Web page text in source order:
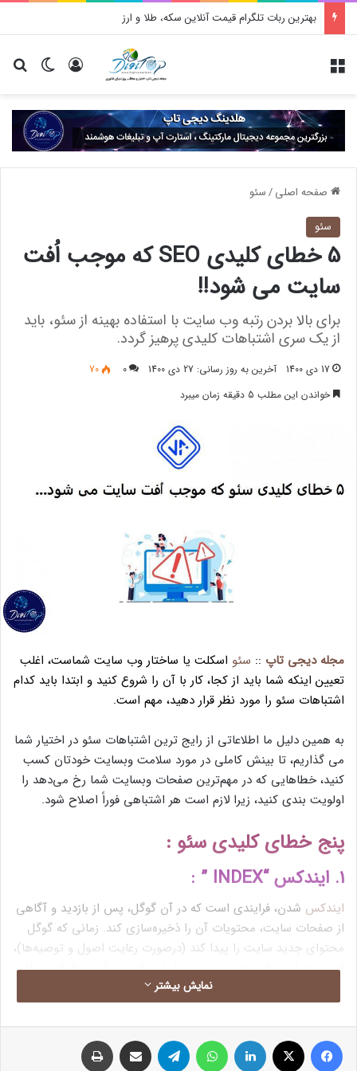
بهترین ربات تلگرام قیمت آنلاین سکه، طلا و ارز
تغییر ورود
صفحه اصلی/سئو
سئو
5 خطای کلیدی SEO که موجب اُفت
سایت می شود!!
برای بالا بردن رتبه وب سایت با استفاده بهینه از سئو، باید
از یک سری اشتباهات کلیدی پرهیز گردد.
17 دی 1400 آخرین به روز رسانی: 27 دی 1400 0
70
خواندن این مطلب 5 دقیقه زمان میبرد
مجله دیجی تاپ :: سئو اسکلت یا ساختار وب سایت شماست، اغلب
تعیین اینکه شما باید از کجا، کار با آن را شروع کنید و ابتدا باید کدام
اشتباهات سئو را مورد نظر قرار دهید، مهم است.
به همین دلیل ما اطلاعاتی از رایج ترین اشتباهات سئو در اختیار شما
می گذاریم، تا بینش کاملی در مورد سلامت وبسایت خودتان کسب
کنید، خطاهایی که در مهم‌ترین صفحات وبسایت شما رخ می‌دهد را
اولویت‌ بندی کنید، زیرا لازم است هر اشتباهی فوراً اصلاح شود.
پنج خطای کلیدی سئو :
1. ایندکس “INDEX ” :
ایندکس شدن، فرایندی است که در آن گوگل، پس از بازدید و آگاهی
از صفحات سایت، محتویات آن را ذخیره‌سازی کند. زمانی که گوگل
محتوای جدید سایت را پیدا کند (درصورت رعایت اصول و توصیه‌ها)،
این محتوا در نتایج جست‌ و جو نمایش داده می‌شود، بنابراین زمانی
ایندکس شدن صورت می‌گیرد که گوگل محتوای یک صفحه از سایت
را در پایگاه داده‌های خود ذخیره کند.
بهترین روش افزایش سرعت ایندکس شدن در گوگل، رعایت اصول
نمایش بیشتر